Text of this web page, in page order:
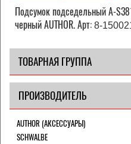
Подсумок подседельный A-
черный AUTHOR. Арт: 8-
ТОВАРНАЯ ГРУППА
ПРОИЗВОДИТЕЛЬ
AUTHOR (АКСЕССУАРЫ)
SCHWALBE